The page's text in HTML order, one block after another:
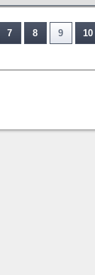
7 8 9 10